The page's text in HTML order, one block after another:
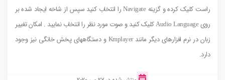
راست کلیک کرده و گزینه Navigate را انتخاب کنید سپس از شاخه ایجاد شده بر
روی Audio Language کلیک کنید و صوت مورد نظر را انتخاب نمایید . امکان تغییر
زبان در نرم افزارهای دیگر مانند Kmplayer و دستگاههای پخش خانگی نیز وجود
دارد.